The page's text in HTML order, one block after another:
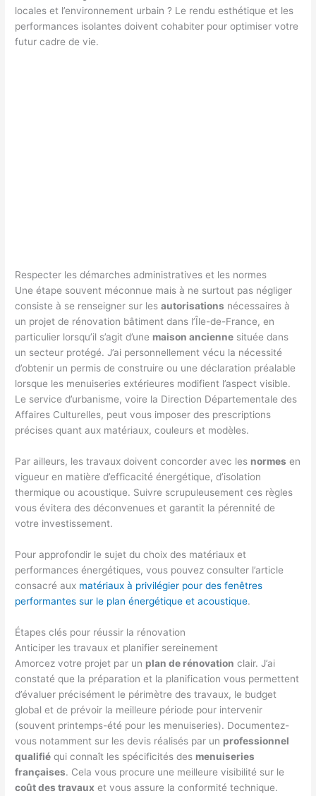
locales et l’environnement urbain ? Le rendu esthétique et les
performances isolantes doivent cohabiter pour optimiser votre
futur cadre de vie.
Respecter les démarches administratives et les normes
Une étape souvent méconnue mais à ne surtout pas négliger
consiste à se renseigner sur lesautorisations nécessaires à
un projet de rénovation bâtiment dans l’Île-de-France, en
particulier lorsqu’il s’agit d’une maison ancienne située dans
un secteur protégé. J’ai personnellement vécu la nécessité
d’obtenir un permis de construire ou une déclaration préalable
lorsque les menuiseries extérieures modifient l’aspect visible.
Le service d’urbanisme, voire la Direction Départementale des
Affaires Culturelles, peut vous imposer des prescriptions
précises quant aux matériaux, couleurs et modèles.
Par ailleurs, les travaux doivent concorder avec les normes en
vigueur en matière d’efficacité énergétique, d’isolation
thermique ou acoustique. Suivre scrupuleusement ces règles
vous évitera des déconvenues et garantit la pérennité de
votre investissement.
Pour approfondir le sujet du choix des matériaux et
performances énergétiques, vous pouvez consulter l’article
consacré aux matériaux à privilégier pour des fenêtres
performantes sur le plan énergétique et acoustique.
Étapes clés pour réussir la rénovation
Anticiper les travaux et planifier sereinement
Amorcez votre projet par un plan de rénovation clair. J’ai
constaté que la préparation et la planification vous permettent
d’évaluer précisément le périmètre des travaux, le budget
global et de prévoir la meilleure période pour intervenir
(souvent printemps-été pour les menuiseries). Documentez-
vous notamment sur les devis réalisés par un professionnel
qualifié qui connaît les spécificités des menuiseries
françaises. Cela vous procure une meilleure visibilité sur le
coût des travaux et vous assure la conformité technique.